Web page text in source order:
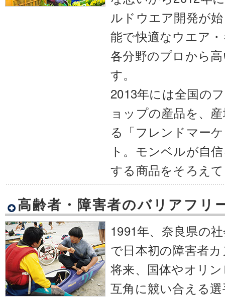
ルドウエア開発が
能で快適なウエア
各分野のプロから
す。
2013年には全国の
ョップの産品を、
る「フレンドマー
ト。モンベルが自
する商品をそろえ
高齢者・障害者のバリアフリ
1991年、奈良県の
で日本初の障害者
将来、国体やオリ
互角に競い合える